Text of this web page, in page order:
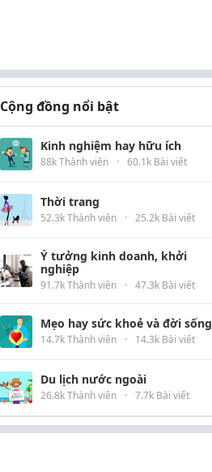
Cộng đồng nổi bật
Kinh nghiệm hay hữu ích
88k Thành viên · 60.1k Bài viết
Thời trang
52.3k Thành viên · 25.2k Bài viết
Ý tưởng kinh doanh, khởi
nghiệp
91.7k Thành viên · 47.3k Bài viết
Mẹo hay sức khoẻ và đời sống
14.7k Thành viên · 14.3k Bài viết
Du lịch nước ngoài
26.8k Thành viên · 7.7k Bài viết